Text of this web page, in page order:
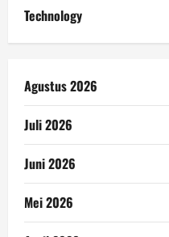
Technology
Agustus 2026
Juli 2026
Juni 2026
Mei 2026